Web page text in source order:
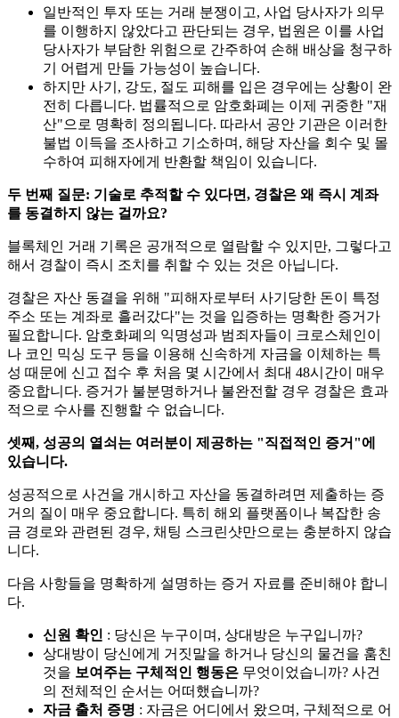
일반적인 투자 또는 거래 분쟁이고, 사업 당사자가 의무
를 이행하지 않았다고 판단되는 경우, 법원은 이를 사업
당사자가 부담한 위험으로 간주하여 손해 배상을 청구하
기 어렵게 만들 가능성이 높습니다.
하지만 사기, 강도, 절도 피해를 입은 경우에는 상황이 완
전히 다릅니다. 법률적으로 암호화폐는 이제 귀중한 "재
산"으로 명확히 정의됩니다. 따라서 공안 기관은 이러한
불법 이득을 조사하고 기소하며, 해당 자산을 회수 및 몰
수하여 피해자에게 반환할 책임이 있습니다.
두 번째 질문: 기술로 추적할 수 있다면, 경찰은 왜 즉시 계좌
를 동결하지 않는 걸까요?
블록체인 거래 기록은 공개적으로 열람할 수 있지만, 그렇다고
해서 경찰이 즉시 조치를 취할 수 있는 것은 아닙니다.
경찰은 자산 동결을 위해 "피해자로부터 사기당한 돈이 특정
주소 또는 계좌로 흘러갔다"는 것을 입증하는 명확한 증거가
필요합니다. 암호화폐의 익명성과 범죄자들이 크로스체인이
나 코인 믹싱 도구 등을 이용해 신속하게 자금을 이체하는 특
성 때문에 신고 접수 후 처음 몇 시간에서 최대 48시간이 매우
중요합니다. 증거가 불분명하거나 불완전할 경우 경찰은 효과
적으로 수사를 진행할 수 없습니다.
셋째, 성공의 열쇠는 여러분이 제공하는 "직접적인 증거"에
있습니다.
성공적으로 사건을 개시하고 자산을 동결하려면 제출하는 증
거의 질이 매우 중요합니다. 특히 해외 플랫폼이나 복잡한 송
금 경로와 관련된 경우, 채팅 스크린샷만으로는 충분하지 않습
니다.
다음 사항들을 명확하게 설명하는 증거 자료를 준비해야 합니
다.
신원 확인 : 당신은 누구이며, 상대방은 누구입니까?
상대방이 당신에게 거짓말을 하거나 당신의 물건을 훔친
것을 보여주는 구체적인 행동은 무엇이었습니까? 사건
의 전체적인 순서는 어떠했습니까?
자금 출처 증명 : 자금은 어디에서 왔으며, 구체적으로 어